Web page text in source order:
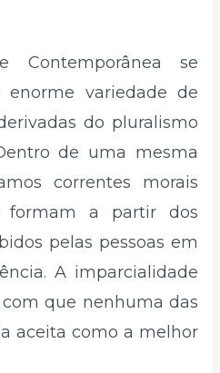
se
variedade de
do pluralismo
de uma mesma
correntes morais
formam a partir dos
pelas pessoas em
A imparcialidade
que nenhuma das
aceita como a melhor